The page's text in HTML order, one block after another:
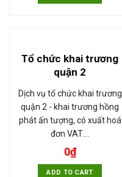
Tổ chức khai trương
quận 2
Dịch vụ tổ chức khai trương
quận 2 - khai trương hồng
phát ấn tượng, có xuất hoá
đơn VAT.…
0₫
ADD TO CART